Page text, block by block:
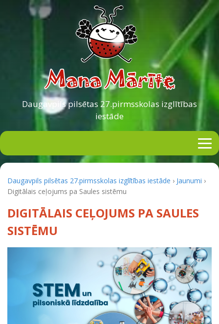
Daugavpils pilsētas 27.pirmsskolas izglītības
iestāde
Daugavpils pilsētas 27.pirmsskolas izglītības iestāde › Jaunumi ›
Digitālais ceļojums pa Saules sistēmu
DIGITĀLAIS CEĻOJUMS PA SAULES
SISTĒMU